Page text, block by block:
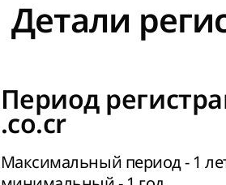
Детали
Период
.co.cr
Максимальный период - 1